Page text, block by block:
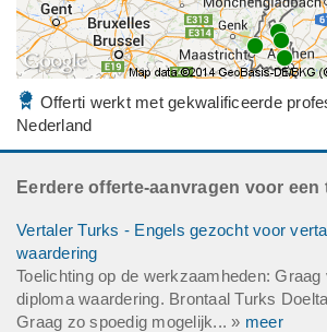
Offerti werkt met gekwalificeerde
Nederland
Eerdere offerte-aanvragen voor
Vertaler Turks - Engels gezocht voor
waardering
Toelichting op de werkzaamheden: Graag
diploma waardering. Brontaal Turks
Graag zo spoedig mogelijk... » meer